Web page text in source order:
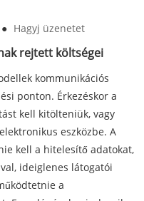
● Hagyj üzenetet
rejtett költségei
kommunikációs
ponton. Érkezéskor a
kell kitölteniük, vagy
eszközbe. A
kell a hitelesítő adatokat,
ideiglenes látogatói
a